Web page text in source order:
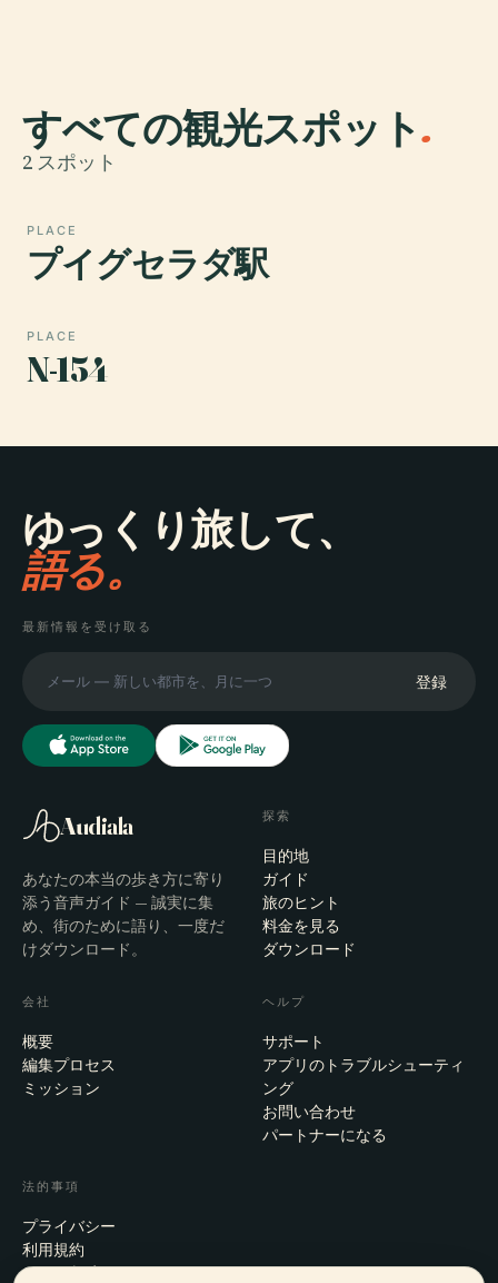
すべての観光スポット.
2 スポット
PLACE
プイグセラダ駅
PLACE
N-154
ゆっくり旅して、
語る。
最新情報を受け取る
登録
Audiala
あなたの本当の歩き方に寄り
添う音声ガイド — 誠実に集
め、街のために語り、一度だ
けダウンロード。
探索
目的地
ガイド
旅のヒント
料金を見る
ダウンロード
会社
概要
編集プロセス
ミッション
ヘルプ
サポート
アプリのトラブルシューティ
ング
お問い合わせ
パートナーになる
法的事項
プライバシー
利用規約
Cookie設定